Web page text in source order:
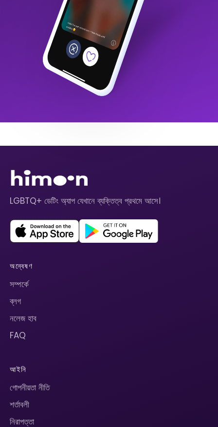
LGBTQ+ ডেটিং অ্যাপ যেখানে ব্যক্তিত্ব প্রথমে আসে।
অন্বেষণ
সম্পর্কে
ব্লগ
নলেজ হাব
FAQ
আইনি
গোপনীয়তা নীতি
শর্তাবলী
নিরাপত্তা